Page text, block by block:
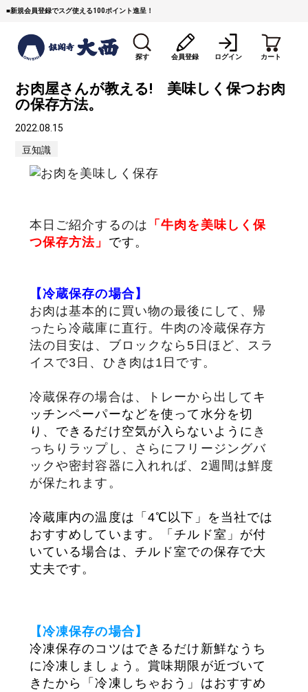
■新規会員登録でスグ使える100ポイント進呈！
探す
しゃぶしゃぶ コマ切れミンチ ローストビーフ
タレ類
サステナブル・和牛
（熟）
千代幻豚 贈り物・ギフト
会員登録 ログイン カート
お肉屋さんが教える! 美味しく保つお肉
の保存方法。
2022.08.15
豆知識
本日ご紹介するのは 「牛肉を美味しく保
つ保存方法」 です。
【冷蔵保存の場合 】
お肉は基本的に買い物の最後にして、帰
ったら冷蔵庫に直行。牛肉の冷蔵保存方
法の目安は、ブロックなら5日ほど、スラ
イスで3日、ひき肉は1日です。
冷蔵保存の場合は、トレーから出して キ
ッチンペーパーなどを使って水分を切
り、できるだけ空気が入らないように き
っちりラップし、さらにフリージングバ
ックや密封容器に入れれば、2週間は鮮度
が保たれます。
冷蔵庫内の温度は「4℃以下」を当社では
おすすめしています。「チルド室」が付
いている場合は、チルド室での保存で大
丈夫です。
【冷凍保存の場合 】
冷凍保存のコツはできるだけ新鮮なうち
に冷凍しましょう。賞味期限が近づいて
きたから「冷凍しちゃおう」はおすすめ